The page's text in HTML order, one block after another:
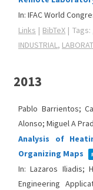
In: IFAC World
Links | BibTeX | Tags:
INDUSTRIAL,
2013
Pablo Barrientos;
Alonso; Miguel A
Analysis of
Organizing Maps
In:Lazaros Iliadis;
Engineering